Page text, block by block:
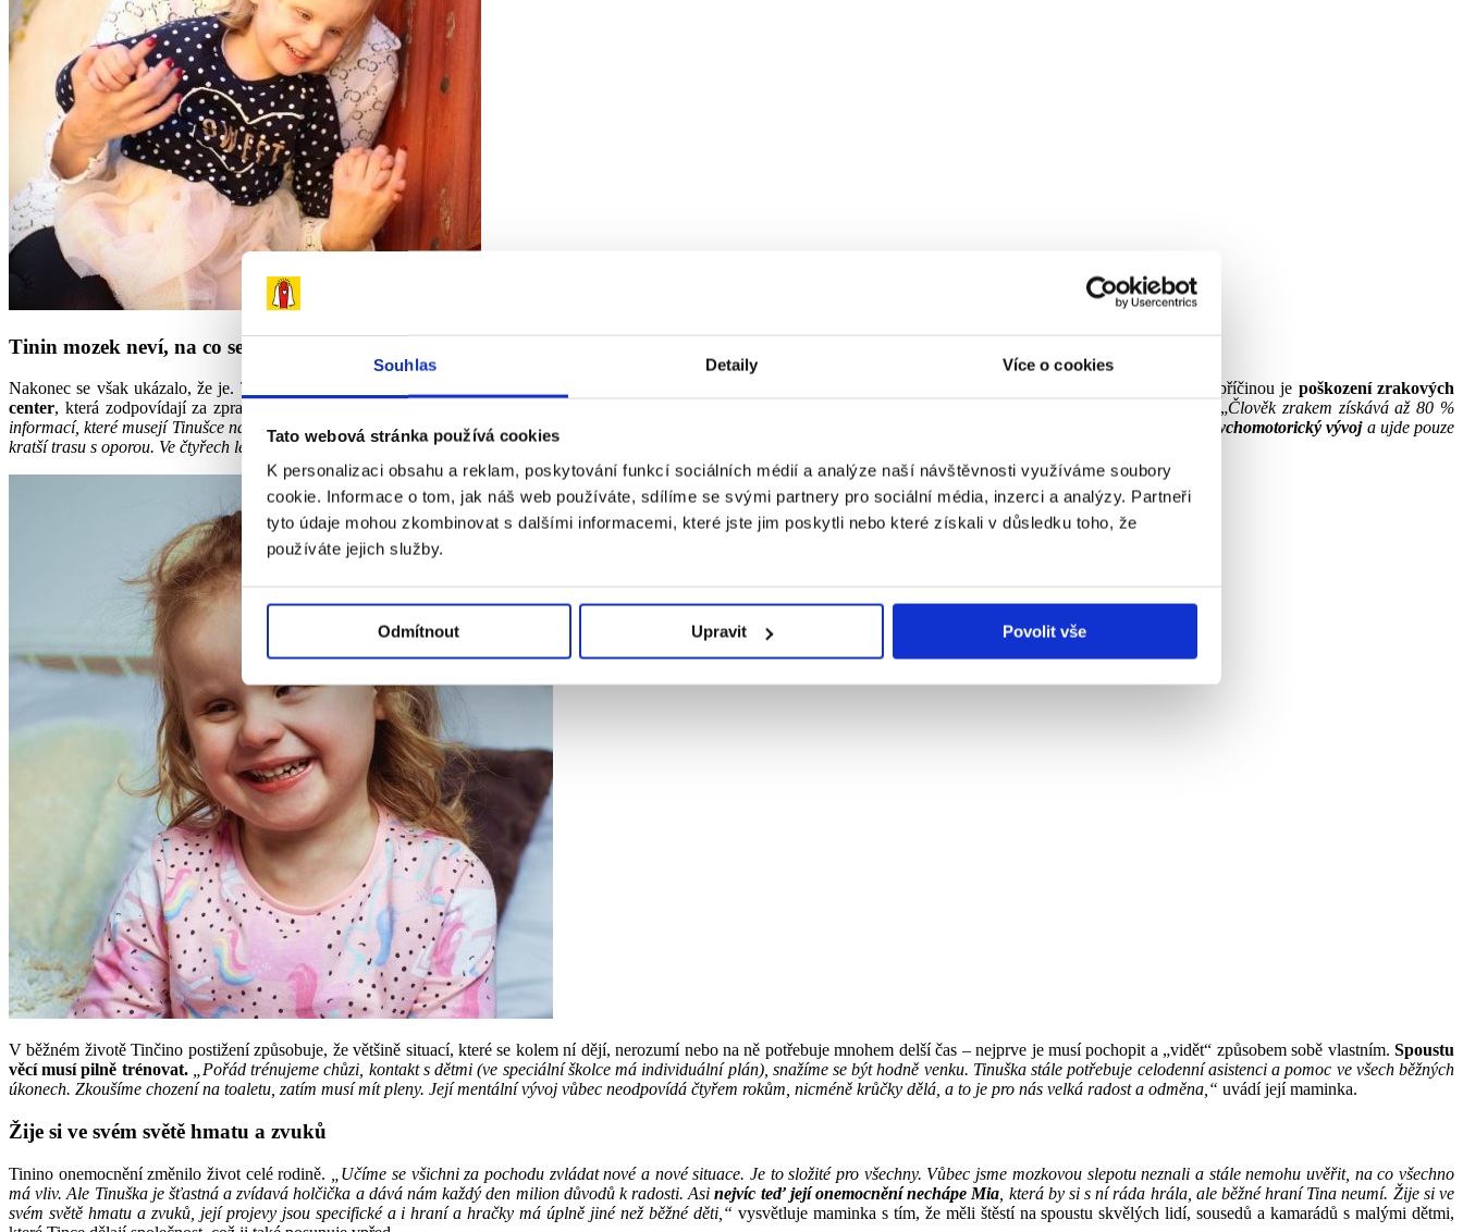
Souhlas Detaily Více o cookies
Tato webová stránka používá cookies
K personalizaci obsahu a reklam, poskytování funkcí sociálních médií a analýze naší návštěvnosti využíváme soubory
cookie. Informace o tom, jak náš web používáte, sdílíme se svými partnery pro sociální média, inzerci a analýzy. Partneři
tyto údaje mohou zkombinovat s dalšími informacemi, které jste jim poskytli nebo které získali v důsledku toho, že
používáte jejich služby.
Odmítnout Upravit Povolit vše
Tinin mozek neví, na co se dívá
Nakonec se však ukázalo, že je. Tinuščino vrozené onemocnění nese označení . Jedná se o onemocnění mozku, nikoli oka a jeho příčinou je poškození zrakových
center, která zodpovídají za zpracování informací získaných prostřednictvím zraku. Tinka je tedy , i když oči má po fyziologické stránce v pořádku. „Člověk zrakem získává až 80 %
informací, které musejí Tinušce nahradit ostatní smysly, pak my a její okolí. To ale není všechno, co ji trápí. Dlouhodobě trpí bohužel také
opožděný psychomotorický vývoja ujde pouze
kratší trasu s oporou. Ve čtyřech letech stále nemluví a své potřeby projevuje buď nazlobením, pláčem, nebo smíchem,“
V běžném životě Tinčino postižení způsobuje, že většině situací, které se kolem ní dějí, nerozumí nebo na ně potřebuje mnohem delší čas – nejprve je musí pochopit a „vidět“ způsobem sobě vlastním. Spoustu
věcí musí pilně trénovat.
„Pořád trénujeme chůzi, kontakt s dětmi (ve speciální školce má individuální plán), snažíme se být hodně venku. Tinuška stále potřebuje celodenní asistenci a pomoc ve všech běžných
úkonech. Zkoušíme chození na toaletu, zatím musí mít pleny. Její mentální vývoj vůbec neodpovídá čtyřem rokům, nicméně krůčky dělá, a to je pro nás velká radost a odměna,“ uvádí její maminka.
Žije si ve svém světě hmatu a zvuků
Tinino onemocnění změnilo život celé rodině.
„Učíme se všichni za pochodu zvládat nové a nové situace. Je to složité pro všechny. Vůbec jsme mozkovou slepotu neznali a stále nemohu uvěřit, na co všechno
má vliv. Ale Tinuška je šťastná a zvídavá holčička a dává nám každý den milion důvodů k radosti. Asinejvíc teď její onemocnění nechápe Mia , která by si s ní ráda hrála, ale běžné hraní Tina neumí. Žije si ve
svém světě hmatu a zvuků, její projevy jsou specifické a i hraní a hračky má úplně jiné než běžné děti,“ vysvětluje maminka s tím, že měli štěstí na spoustu skvělých lidí, sousedů a kamarádů s malými dětmi,